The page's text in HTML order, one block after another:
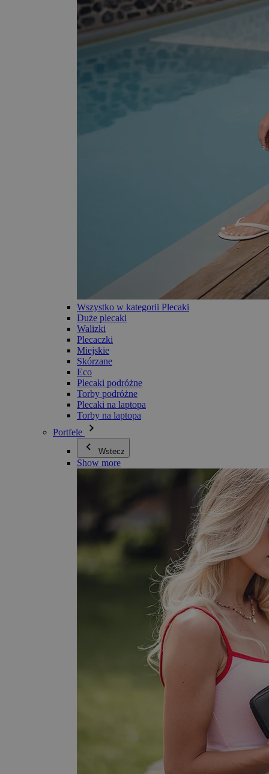
Wszystko w kategorii Plecaki
Duże plecaki
Walizki
Plecaczki
Miejskie
Skórzane
Eco
Plecaki podróżne
Torby podróżne
Plecaki na laptopa
Torby na laptopa
Portfele
Wstecz
Show more